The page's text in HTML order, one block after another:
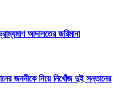
আদালতের জরিমানা
জননীকে নিয়ে নিখোঁজ দুই সন্তানের